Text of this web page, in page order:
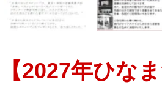
【2027年ひな